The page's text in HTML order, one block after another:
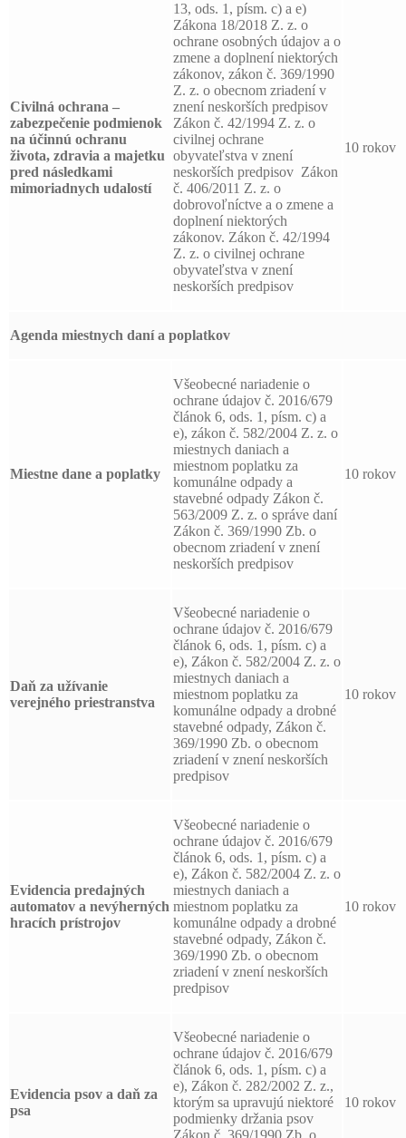
Civilná ochrana –
zabezpečenie podmienok
na účinnú ochranu
života, zdravia a majetku
pred následkami
mimoriadnych udalostí
13, ods. 1, písm. c) a e)
Zákona 18/2018 Z. z. o
ochrane osobných údajov a o
zmene a doplnení niektorých
zákonov, zákon č. 369/1990
Z. z. o obecnom zriadení v
znení neskorších predpisov
Zákon č. 42/1994 Z. z. o
civilnej ochrane
obyvateľstva v znení
neskorších predpisov Zákon
č. 406/2011 Z. z. o
dobrovoľníctve a o zmene a
doplnení niektorých
zákonov. Zákon č. 42/1994
Z. z. o civilnej ochrane
obyvateľstva v znení
neskorších predpisov
10 rokov
Agenda miestnych daní a poplatkov
Miestne dane a poplatky
Všeobecné nariadenie o
ochrane údajov č. 2016/679
článok 6, ods. 1, písm. c) a
e), zákon č. 582/2004 Z. z. o
miestnych daniach a
miestnom poplatku za
komunálne odpady a
stavebné odpady Zákon č.
563/2009 Z. z. o správe daní
Zákon č. 369/1990 Zb. o
obecnom zriadení v znení
neskorších predpisov
10 rokov
Daň za užívanie
verejného priestranstva
Všeobecné nariadenie o
ochrane údajov č. 2016/679
článok 6, ods. 1, písm. c) a
e), Zákon č. 582/2004 Z. z. o
miestnych daniach a
miestnom poplatku za
komunálne odpady a drobné
stavebné odpady, Zákon č.
369/1990 Zb. o obecnom
zriadení v znení neskorších
predpisov
10 rokov
Evidencia predajných
automatov a nevýherných
hracích prístrojov
Všeobecné nariadenie o
ochrane údajov č. 2016/679
článok 6, ods. 1, písm. c) a
e), Zákon č. 582/2004 Z. z. o
miestnych daniach a
miestnom poplatku za
komunálne odpady a drobné
stavebné odpady, Zákon č.
369/1990 Zb. o obecnom
zriadení v znení neskorších
predpisov
10 rokov
Evidencia psov a daň za
psa
Všeobecné nariadenie o
ochrane údajov č. 2016/679
článok 6, ods. 1, písm. c) a
e), Zákon č. 282/2002 Z. z.,
ktorým sa upravujú niektoré
podmienky držania psov
10 rokov